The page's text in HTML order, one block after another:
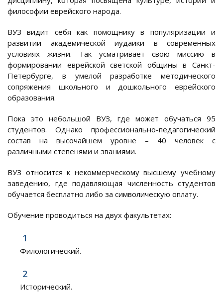
философии еврейского народа.
ВУЗ видит себя как помощнику в популяризации и
развитии академической иудаики в современных
условиях жизни. Так усматривает свою миссию в
формировании еврейской светской общины в Санкт-
Петербурге, в умелой разработке методического
сопряжения школьного и дошкольного еврейского
образования.
Пока это небольшой ВУЗ, где может обучаться 95
студентов. Однако профессионально-педагогический
состав на высочайшем уровне – 40 человек с
различными степенями и званиями.
ВУЗ относится к некоммерческому высшему учебному
заведению, где подавляющая численность студентов
обучается бесплатно либо за символическую оплату.
Обучение проводиться на двух факультетах:
Филологический.
Исторический.